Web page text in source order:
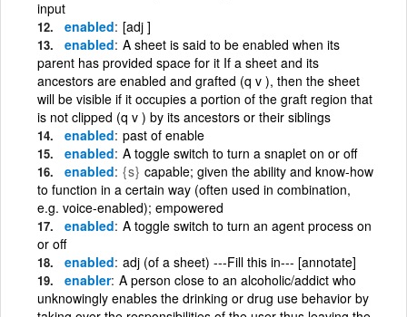
input
enabled [adj ]
enabled A sheet is said to be enabled when its
parent has provided space for it If a sheet and its
ancestors are enabled and grafted (q v ), then the sheet
will be visible if it occupies a portion of the graft region that
is not clipped (q v ) by its ancestors or their siblings
enabled past of enable
enabled A toggle switch to turn a snaplet on or off
enabled {s} capable; given the ability and know-how
to function in a certain way (often used in combination,
e.g. voice-enabled); empowered
enabled A toggle switch to turn an agent process on
or off
enabled adj (of a sheet) ---Fill this in--- [annotate]
enabler A person close to an alcoholic/addict who
unknowingly enables the drinking or drug use behavior by